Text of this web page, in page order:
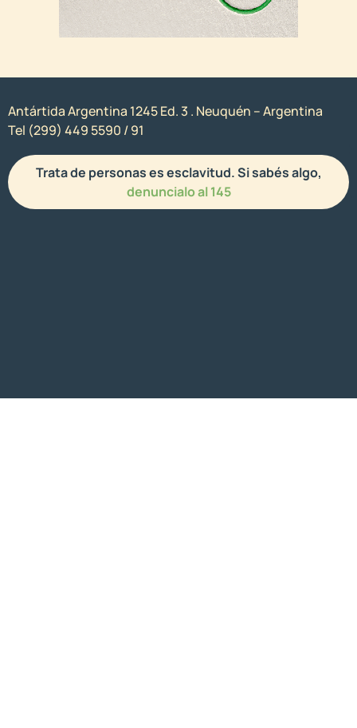
Antártida Argentina 1245 Ed. 3 . Neuquén – Argentina
Tel (299) 449 5590 / 91
Trata de personas es esclavitud. Si sabés algo,
denuncialo al 145